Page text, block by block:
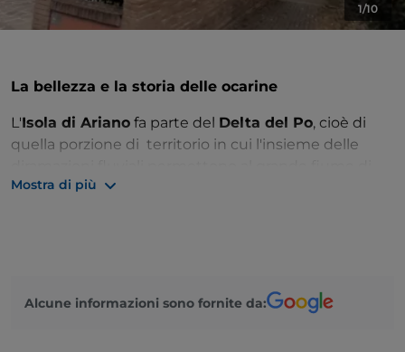
1/10
La bellezza e la storia delle ocarine
L'Isola di Ariano fa parte del Delta del Po, cioè di
quella porzione di territorio in cui l'insieme delle
sfociare nel mare Adriatico. L'isola è pianeggiante, di
Ariano, le sue frazioni e dunque l'isola stessa, sono
Mostra di più
Alcune informazioni sono fornite da: